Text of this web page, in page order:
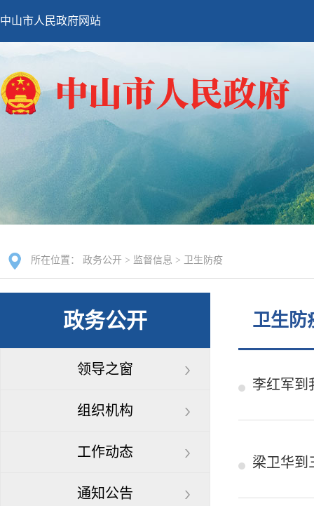
中山市人民政府网站
所在位置： 政务公开 > 监督信息 > 卫生防疫
政务公开
领导之窗
组织机构
工作动态
通知公告
卫生防
李红军到
梁卫华到